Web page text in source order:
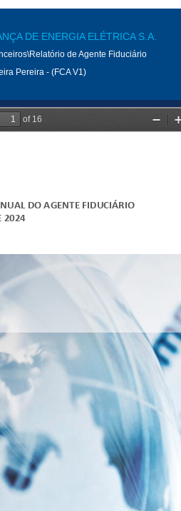
DE ENERGIA ELÉTRICA S.A.
de Agente Fiduciário
Pereira - (FCA V1)